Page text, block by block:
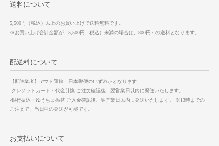
送料について
5,500円（税込）以上のお買い上げで送料無料です。
※お買い上げ合計金額が、5,500円（税込）未満の場合は、800円～の送料となります。
配送料について
【配送業者】ヤマト運輸・日本郵便のいずれかとなります。
-クレジットカード・代金引換 ご注文確認後、翌営業日以内に発送いたします。
-銀行振込・ゆうちょ振替 ご入金確認後、翌営業日以内に発送いたします。 ※13時までの
ご注文で、当日中の発送が可能です。
お支払いについて